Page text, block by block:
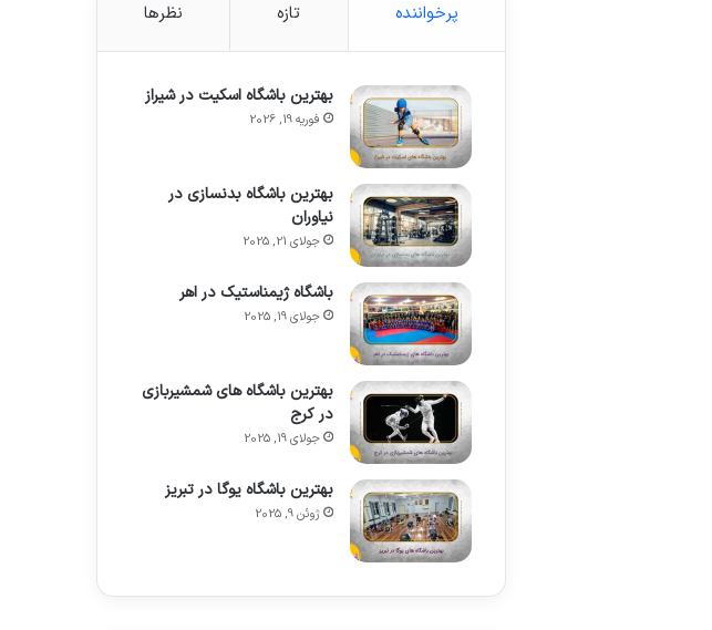
پرخواننده تازه نظرها
بهترین باشگاه اسکیت در شیراز
فوریه 19, 2026
بهترین باشگاه بدنسازی در
نیاوران
جولای 21, 2025
باشگاه ژیمناستیک در اهر
جولای 19, 2025
بهترین باشگاه های شمشیربازی
در کرج
جولای 19, 2025
بهترین باشگاه یوگا در تبریز
ژوئن 9, 2025